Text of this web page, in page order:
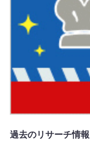
過去のリサーチ情報